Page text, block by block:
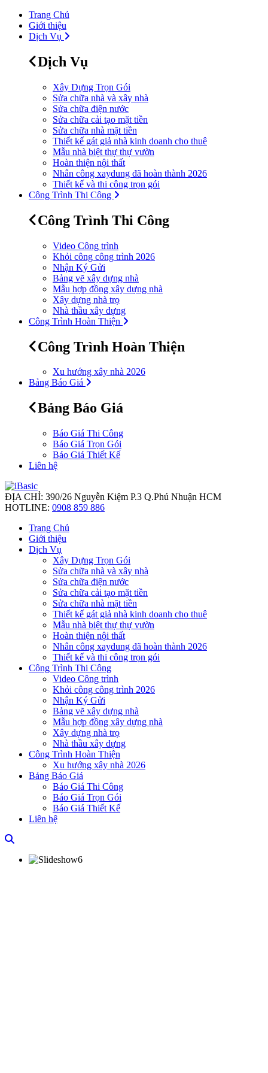
Trang Chủ
Giới thiệu
Dịch Vụ
Dịch Vụ
Xây Dựng Trọn Gói
Sửa chữa nhà và xây nhà
Sửa chữa điện nước
Sửa chữa cải tạo mặt tiền
Sửa chữa nhà mặt tiền
Thiết kế gát giả nhà kinh doanh cho thuê
Mẫu nhà biệt thự thự vườn
Hoàn thiện nội thất
Nhân công xaydung đã hoàn thành 2026
Thiết kế và thi công trọn gói
Công Trình Thi Công
Công Trình Thi Công
Video Công trình
Khỏi công công trình 2026
Nhận Ký Gửi
Bảng vẽ xây dựng nhà
Mẫu hợp đồng xây dựng nhà
Xây dựng nhà trọ
Nhà thầu xây dựng
Công Trình Hoàn Thiện
Công Trình Hoàn Thiện
Xu hướng xây nhà 2026
Bảng Báo Giá
Bảng Báo Giá
Báo Giá Thi Công
Báo Giá Trọn Gói
Báo Giá Thiết Kế
Liên hệ
ĐỊA CHỈ: 390/26 Nguyễn Kiệm P.3 Q.Phú Nhuận HCM
HOTLINE: 0908 859 886
Trang Chủ
Giới thiệu
Dịch Vụ
Xây Dựng Trọn Gói
Sửa chữa nhà và xây nhà
Sửa chữa điện nước
Sửa chữa cải tạo mặt tiền
Sửa chữa nhà mặt tiền
Thiết kế gát giả nhà kinh doanh cho thuê
Mẫu nhà biệt thự thự vườn
Hoàn thiện nội thất
Nhân công xaydung đã hoàn thành 2026
Thiết kế và thi công trọn gói
Công Trình Thi Công
Video Công trình
Khỏi công công trình 2026
Nhận Ký Gửi
Bảng vẽ xây dựng nhà
Mẫu hợp đồng xây dựng nhà
Xây dựng nhà trọ
Nhà thầu xây dựng
Công Trình Hoàn Thiện
Xu hướng xây nhà 2026
Bảng Báo Giá
Báo Giá Thi Công
Báo Giá Trọn Gói
Báo Giá Thiết Kế
Liên hệ